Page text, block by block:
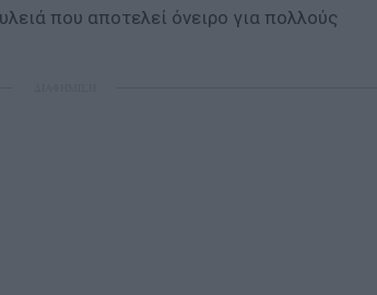
που αποτελεί όνειρο για πολλούς